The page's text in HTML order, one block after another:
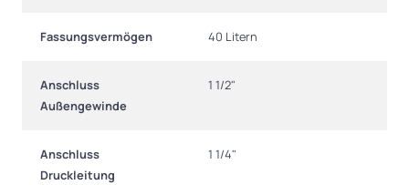
Fassungsvermögen 40 Litern
Anschluss
Außengewinde
1 1/2"
Anschluss
Druckleitung
1 1/4"